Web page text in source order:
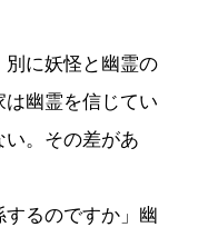
に妖怪と幽霊の
幽霊を信じてい
い。その差があ
するのですか」幽